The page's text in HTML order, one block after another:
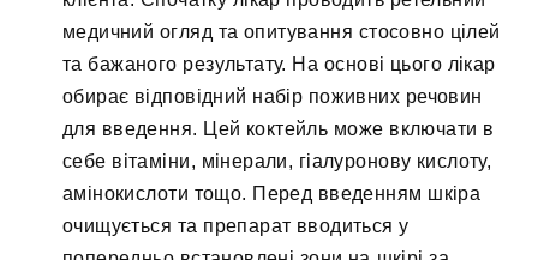
медичний огляд та опитування стосовно цілей
та бажаного результату. На основі цього лікар
обирає відповідний набір поживних речовин
для введення. Цей коктейль може включати в
себе вітаміни, мінерали, гіалуронову кислоту,
амінокислоти тощо. Перед введенням шкіра
очищується та препарат вводиться у